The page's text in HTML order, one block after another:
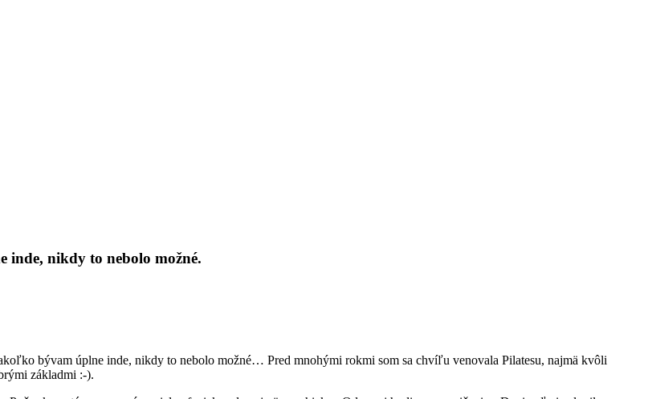
inde, nikdy to nebolo možné.
bývam úplne inde, nikdy to nebolo možné… Pred mnohými rokmi som sa chvíľu venovala Pilatesu, najmä kvôli
základmi :-).